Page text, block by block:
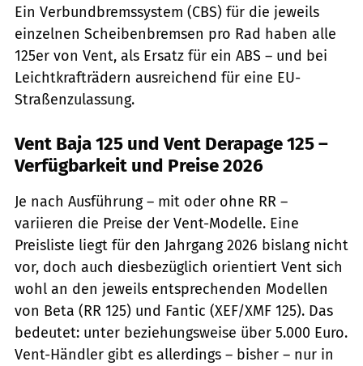
Ein Verbundbremssystem (CBS) für die jeweils
einzelnen Scheibenbremsen pro Rad haben alle
125er von Vent, als Ersatz für ein ABS – und bei
Leichtkrafträdern ausreichend für eine EU-
Straßenzulassung.
Vent Baja 125 und Vent Derapage 125 –
Verfügbarkeit und Preise 2026
Je nach Ausführung – mit oder ohne RR –
variieren die Preise der Vent-Modelle. Eine
Preisliste liegt für den Jahrgang 2026 bislang nicht
vor, doch auch diesbezüglich orientiert Vent sich
wohl an den jeweils entsprechenden Modellen
von Beta (RR 125) und Fantic (XEF/XMF 125). Das
bedeutet: unter beziehungsweise über 5.000 Euro.
Vent-Händler gibt es allerdings – bisher – nur in